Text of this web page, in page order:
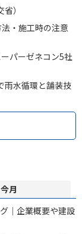
）
・施工時の注意
パーゼネコン5社
雨水循環と舗装技
今月
｜企業概要や建設